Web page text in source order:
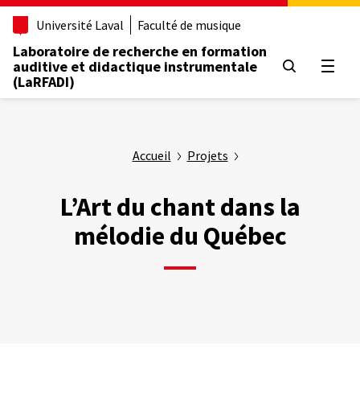
Aller
contenu
principal
Université Laval Faculté de musique
Laboratoire de recherche en formation
auditive et didactique instrumentale
(LaRFADI)
Accueil Projets
L’Art du chant dans la
mélodie du Québec